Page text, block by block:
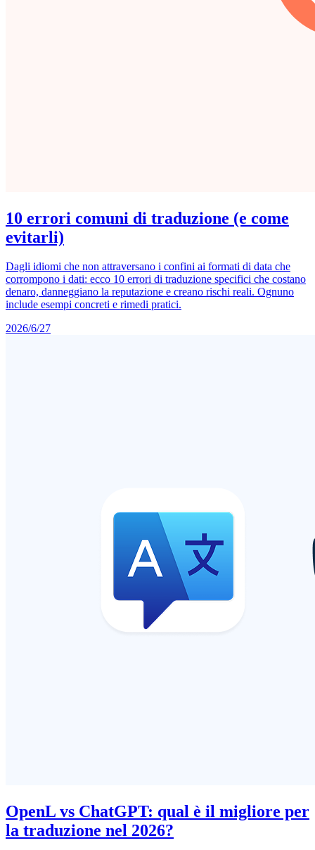
10 errori comuni di traduzione (e come
evitarli)
Dagli idiomi che non attraversano i confini ai formati di data che
corrompono i dati: ecco 10 errori di traduzione specifici che costano
denaro, danneggiano la reputazione e creano rischi reali. Ognuno
include esempi concreti e rimedi pratici.
2026/6/27
OpenL vs ChatGPT: qual è il migliore per
la traduzione nel 2026?